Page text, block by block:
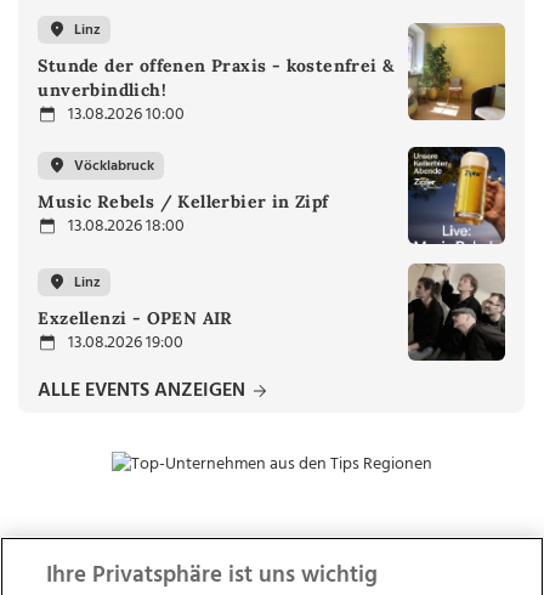
Linz
Stunde der offenen Praxis - kostenfrei &
unverbindlich!
13.08.2026 10:00
Vöcklabruck
Music Rebels / Kellerbier in Zipf
13.08.2026 18:00
Linz
Exzellenzi - OPEN AIR
13.08.2026 19:00
ALLE EVENTS ANZEIGEN
ZUR NACHRICHTENÜBERSICHT
Ihre Privatsphäre ist uns wichtig